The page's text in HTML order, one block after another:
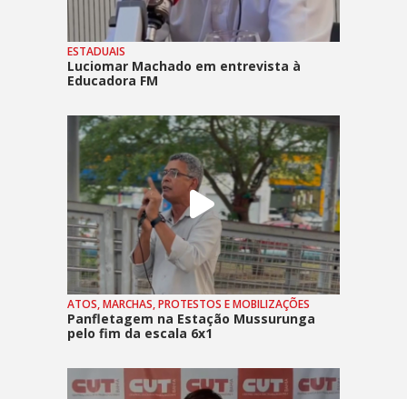
ESTADUAIS
Luciomar Machado em entrevista à
Educadora FM
ATOS, MARCHAS, PROTESTOS E MOBILIZAÇÕES
Panfletagem na Estação Mussurunga
pelo fim da escala 6x1